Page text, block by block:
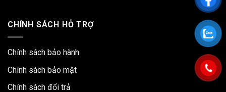
CHÍNH SÁCH HỖ TRỢ
Chính sách bảo hành
Chính sách bảo mật
Chính sách đổi trả